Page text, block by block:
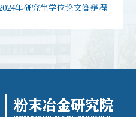
年研究生学位论文答辩程